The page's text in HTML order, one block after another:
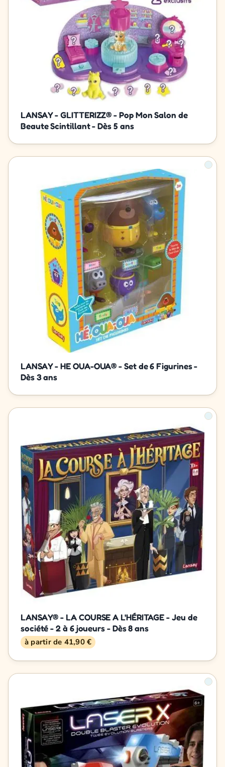
LANSAY - GLITTERIZZ® - Pop Mon Salon de
Beaute Scintillant - Dès 5 ans
LANSAY - HE OUA-OUA® - Set de 6 Figurines -
Dès 3 ans
LANSAY® - LA COURSE A L'HÉRITAGE - Jeu de
société - 2 à 6 joueurs - Dès 8 ans
à partir de 41,90 €